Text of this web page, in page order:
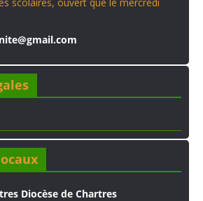
Diocèse de Chartres